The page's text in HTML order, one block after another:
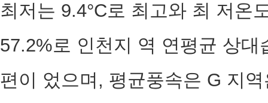
최저는 9.4°C로 최고와 최 저온
57.2%로 인천지 역 연평균 상
편이 었으며, 평균풍속은 G 지